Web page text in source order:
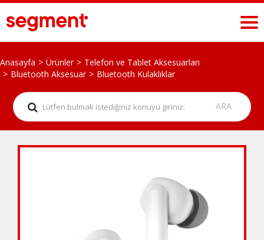
Anasayfa Ürünler
Telefon ve Tablet Aksesuarları
Bluetooth Aksesuar
Bluetooth Kulaklıklar